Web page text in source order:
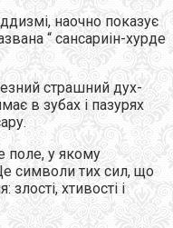
наочно показує
“ сансариін-хурде
страшний дух-
в зубах і пазурях
поле, у якому
Це символи тих сил, що
хтивості і